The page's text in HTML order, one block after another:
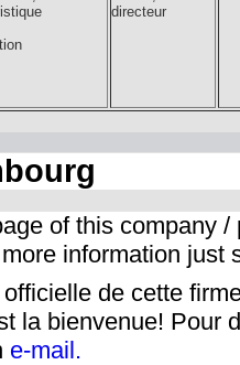
directeur
of this company
information just
de cette
la bienvenue! Pour
e-mail.